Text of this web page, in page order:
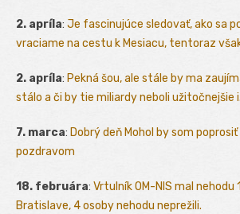
2. apríla: Je fascinujúce sledovať, ako sa
vraciame na cestu k Mesiacu, tentoraz
2. apríla: Pekná šou, ale stále by ma
stálo a či by tie miliardy neboli užitočnejšie
7. marca: Dobrý deň Mohol by som
pozdravom
18. februára: Vrtulník OM-NIS mal nehodu
Bratislave, 4 osoby nehodu neprežili.